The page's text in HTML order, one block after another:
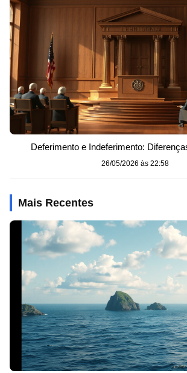
Deferimento e Indeferimento:
26/05/2026 às 22:58
Mais Recentes